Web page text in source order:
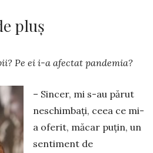
pluş
Pe ei i-a afectat pandemia?
– Sincer, mi s-au părut
ne­schimbaţi, ceea ce mi-
a oferit, măcar puţin, un
sentiment de